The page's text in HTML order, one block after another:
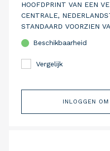
HOOFDPRINT VAN EEN
CENTRALE,
STANDAARD VOORZIEN
VOORZIEN VAN PSTN,
COMMUNICATIEMEDIA.
Beschikbaarheid
Vergelijk
INLOGGEN